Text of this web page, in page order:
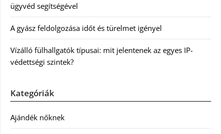
ügyvéd segítségével
A gyász feldolgozása időt és türelmet igényel
Vízálló fülhallgatók típusai: mit jelentenek az egyes IP-
védettségi szintek?
Kategóriák
Ajándék nőknek